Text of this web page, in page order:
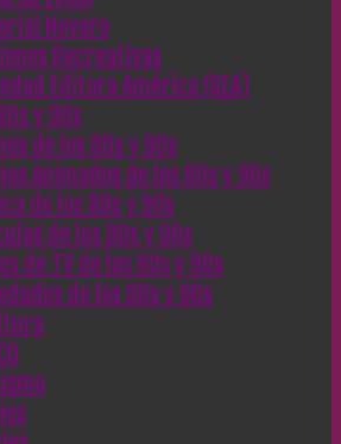
Novaro
Recreativas
Editora América (SEA)
y 90s
de los 80s y 90s
Animados de los 80s y 90s
de los 80s y 90s
de los 80s y 90s
de TV de los 80s y 90s
de los 80s y 90s